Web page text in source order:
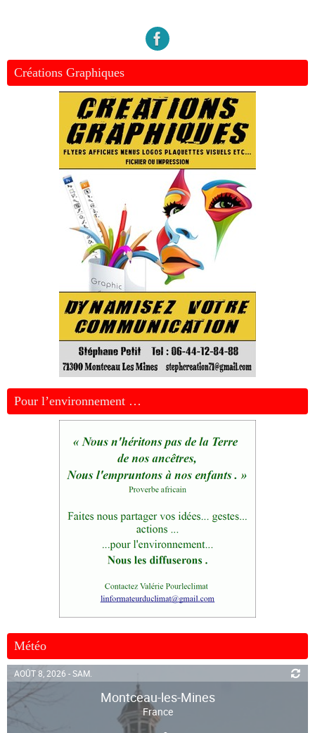
Créations Graphiques
Pour l’environnement …
Météo
AOÛT 8, 2026 - SAM.
Montceau-les-Mines
France